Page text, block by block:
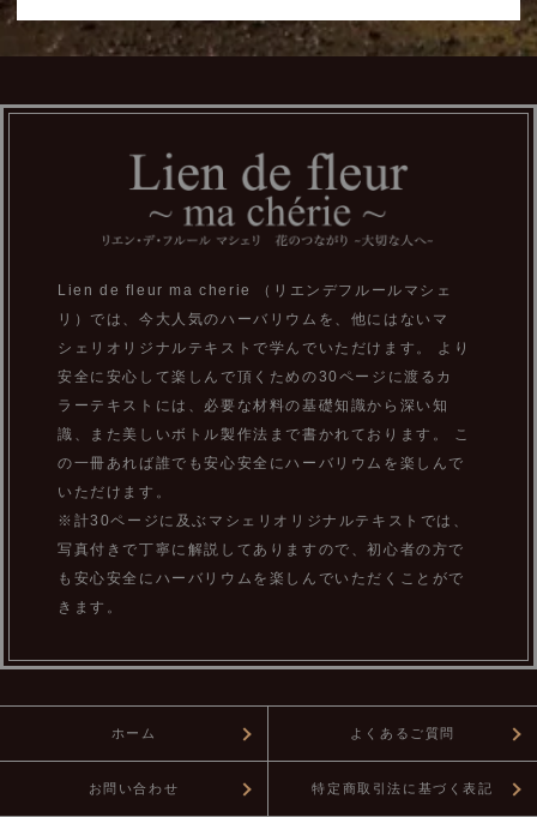
Lien de fleur ma cherie （リエンデフルールマシェ
リ）では、今大人気のハーバリウムを、他にはないマ
シェリオリジナルテキストで学んでいただけます。 より
安全に安心して楽しんで頂くための30ページに渡るカ
ラーテキストには、必要な材料の基礎知識から深い知
識、また美しいボトル製作法まで書かれております。 こ
の一冊あれば誰でも安心安全にハーバリウムを楽しんで
いただけます。
※計30ページに及ぶマシェリオリジナルテキストでは、
写真付きで丁寧に解説してありますので、初心者の方で
も安心安全にハーバリウムを楽しんでいただくことがで
きます。
ホーム よくあるご質問
お問い合わせ 特定商取引法に基づく表記